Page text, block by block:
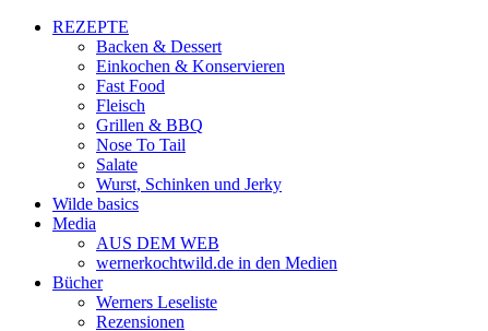
REZEPTE
Backen & Dessert
Einkochen & Konservieren
Fast Food
Fleisch
Grillen & BBQ
Nose To Tail
Salate
Wurst, Schinken und Jerky
Wilde basics
Media
AUS DEM WEB
wernerkochtwild.de in den Medien
Bücher
Werners Leseliste
Rezensionen